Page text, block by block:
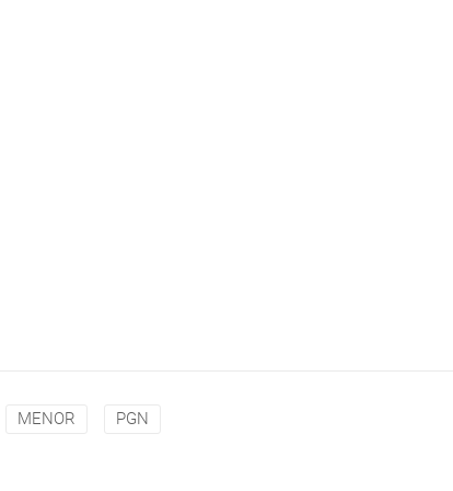
MENOR PGN